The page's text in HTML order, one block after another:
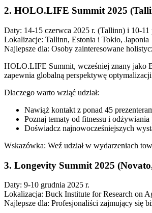
2. HOLO.LIFE Summit 2025
Daty: 14-15 czerwca 2025 r. (Tallinn) i 10-
Lokalizacje: Tallinn, Estonia i Tokio, Japonia
Najlepsze dla: Osoby zainteresowane
HOLO.LIFE Summit, wcześniej znany jako
zapewnia globalną perspektywę
Dlaczego warto wziąć udział:
Nawiąż kontakt z ponad 45
Poznaj tematy od fitnessu i
Doświadcz najnowocześniejszych
Wskazówka: Weź udział w wydarzeniach
3. Longevity Summit 2025
Daty: 9-10 grudnia 2025 r.
Lokalizacja: Buck Institute for Research on
Najlepsze dla: Profesjonaliści zajmujący się